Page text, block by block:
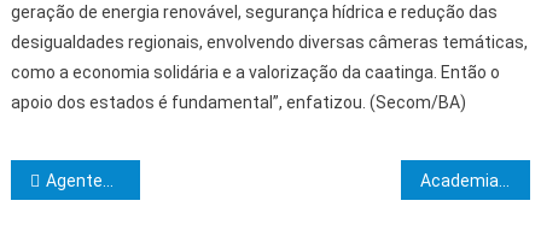
geração de energia renovável, segurança hídrica e redução das
desigualdades regionais, envolvendo diversas câmeras temáticas,
como a economia solidária e a valorização da caatinga. Então o
apoio dos estados é fundamental”, enfatizou. (Secom/BA)
Navegação de Post
Agentes de endemias intensificam ações contra dengue em aldeia indígena